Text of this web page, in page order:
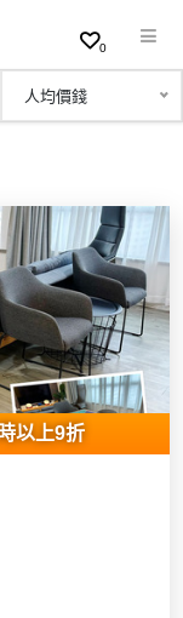
0
人均價錢
以上9折